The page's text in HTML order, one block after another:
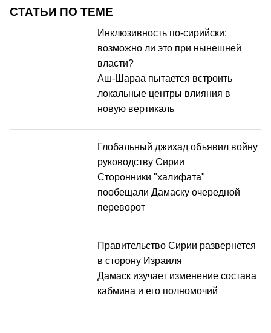
СТАТЬИ ПО ТЕМЕ
Инклюзивность по-сирийски:
возможно ли это при нынешней
власти?
Аш-Шараа пытается встроить
локальные центры влияния в
новую вертикаль
Глобальный джихад объявил войну
руководству Сирии
Сторонники "халифата"
пообещали Дамаску очередной
переворот
Правительство Сирии развернется
в сторону Израиля
Дамаск изучает изменение состава
кабмина и его полномочий